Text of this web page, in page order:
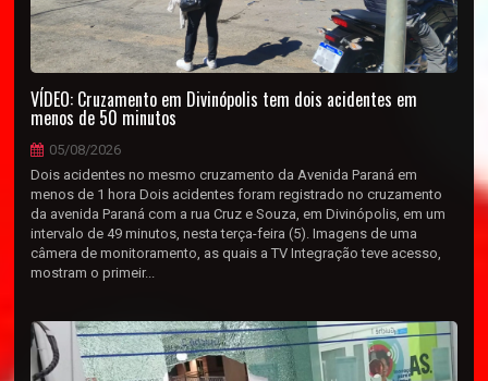
VÍDEO: Cruzamento em Divinópolis tem dois acidentes em
menos de 50 minutos
05/08/2026
Dois acidentes no mesmo cruzamento da Avenida Paraná em
menos de 1 hora Dois acidentes foram registrado no cruzamento
da avenida Paraná com a rua Cruz e Souza, em Divinópolis, em um
intervalo de 49 minutos, nesta terça-feira (5). Imagens de uma
câmera de monitoramento, as quais a TV Integração teve acesso,
mostram o primeir...